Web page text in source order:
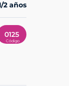
2 años
0125